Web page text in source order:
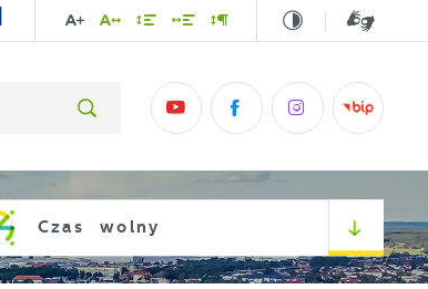
Czas wolny